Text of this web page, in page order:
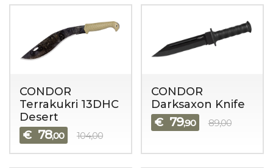
CONDOR
Terrakukri 13DHC
Desert
€ 78,00 104,00
CONDOR
Darksaxon Knife
€ 79,90 89,00